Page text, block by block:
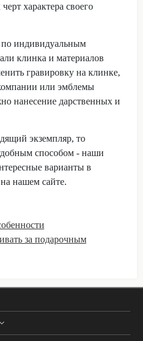
характера своего
индивидуальным
клинка и материалов
гравировку на клинке,
или эмблемы
нанесение дарственных и
экземпляр, то
способом - наши
варианты в
нашем сайте.
за подарочным